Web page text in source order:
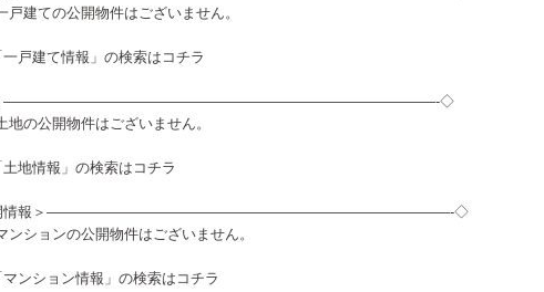
戸建ての公開物件はございません。
戸建て情報」の検索は コチラ
情報＞——————————————————————————————-◇
地の公開物件はございません。
地情報」の検索はコチラ
ン公開情報＞————————————————————————————-◇
ンションの公開物件はございません。
ンション情報」の検索は コチラ